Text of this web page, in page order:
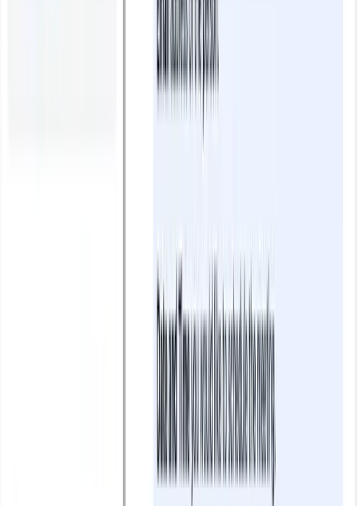
Vì sao mọi doanh nghiệp tăng trưởng đều cần
Chatbot AI trong team Growth Marketing?